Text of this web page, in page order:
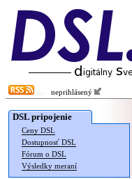
neprihlásený
DSL pripojenie
Ceny DSL
Dostupnosť DSL
Fórum o DSL
Výsledky meraní